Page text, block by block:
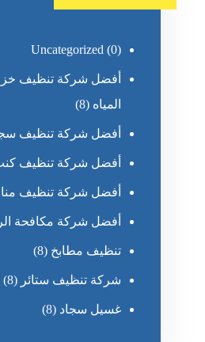
Uncategorized (0)
أفضل شركة تنظيف
المياه (8)
أفضل شركة تنظيف
أفضل شركة تنظيف
أفضل شركة تنظيف
أفضل شركة مكافحة
تنظيف مطابخ (8)
شركة تنظيف ستائر (8)
غسيل سجاد (8)